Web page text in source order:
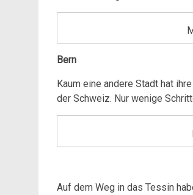
Bern
Kaum eine andere Stadt hat
der Schweiz. Nur wenige
Auf dem Weg in das Tessin